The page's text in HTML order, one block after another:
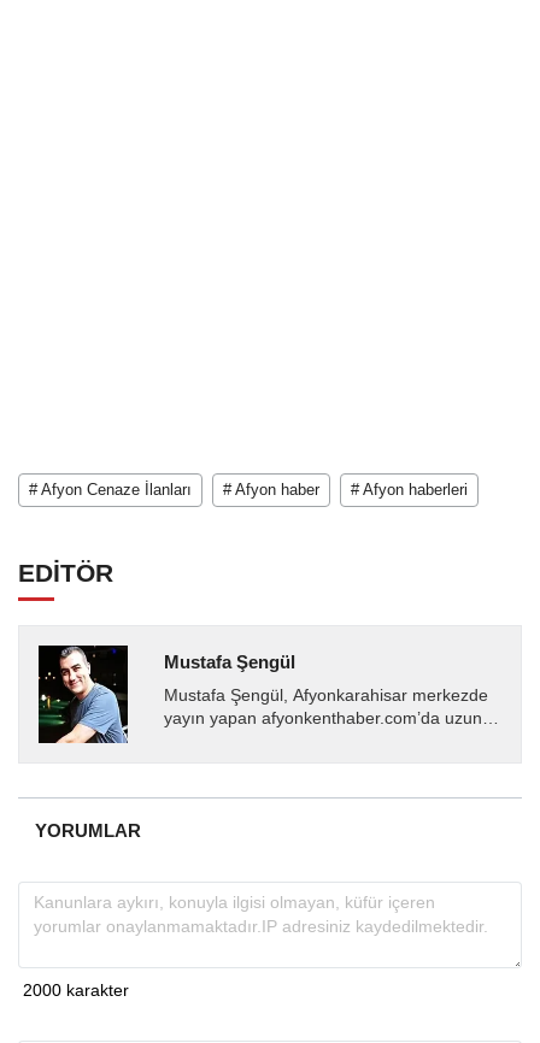
# Afyon Cenaze İlanları # Afyon haber # Afyon haberleri
EDİTÖR
Mustafa Şengül
Mustafa Şengül, Afyonkarahisar merkezde
yayın yapan afyonkenthaber.com’da uzun
almakta, haber akışı...
YORUMLAR